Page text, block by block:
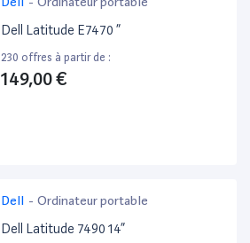
Dell Latitude E7470 ”
230 offres à partir de :
149,00 €
Dell - Ordinateur portable
Dell Latitude 7490 14”